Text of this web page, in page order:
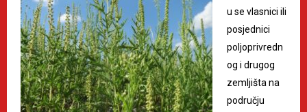
u se vlasnici ili
posjednici
poljoprivredn
og i drugog
zemljišta na
području